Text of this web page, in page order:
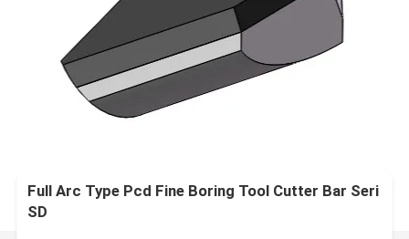
Full Arc Type Pcd Fine Boring Tool Cutter Bar Seri
SD